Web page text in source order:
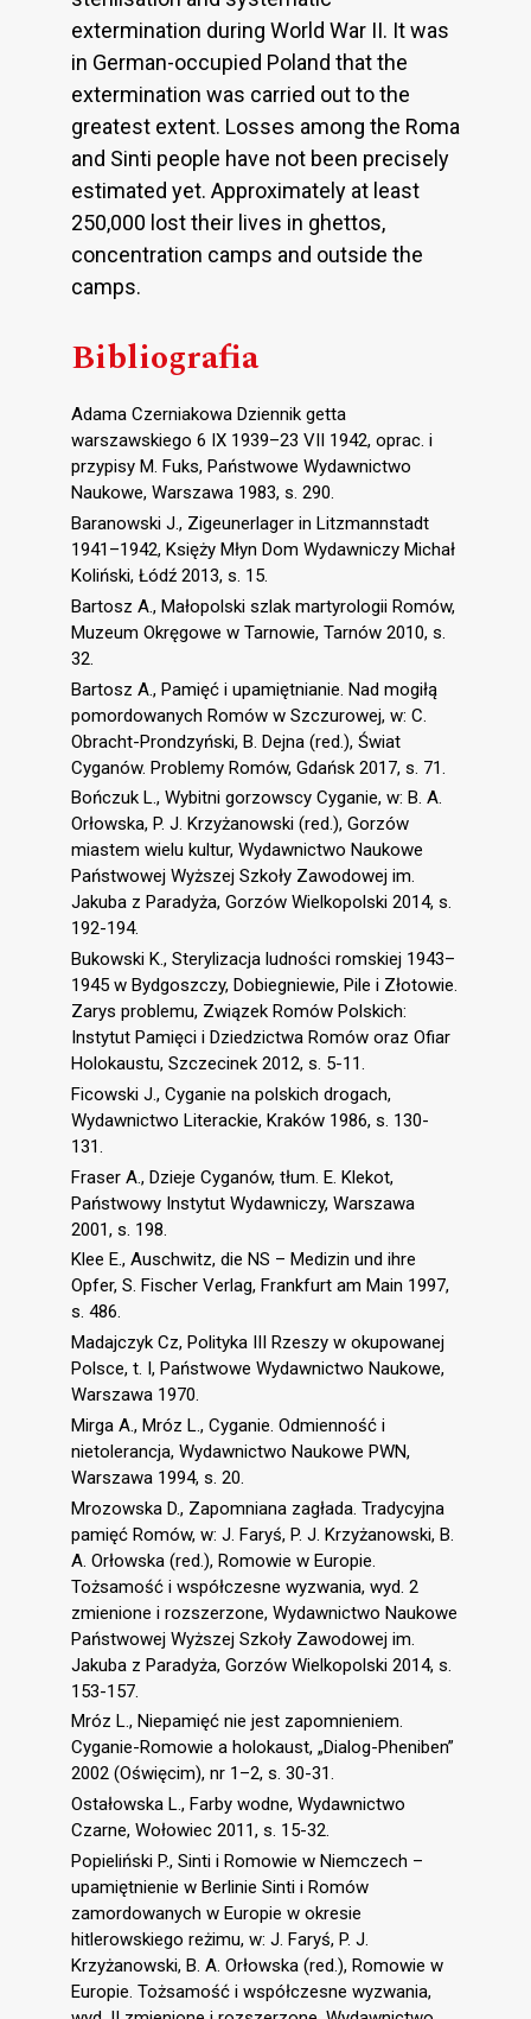
extermination during World War II. It was
in German-occupied Poland that the
extermination was carried out to the
greatest extent. Losses among the Roma
and Sinti people have not been precisely
estimated yet. Approximately at least
250,000 lost their lives in ghettos,
concentration camps and outside the
camps.
Bibliografia
Adama Czerniakowa Dziennik getta
warszawskiego 6 IX 1939–23 VII 1942, oprac. i
przypisy M. Fuks, Państwowe Wydawnictwo
Naukowe, Warszawa 1983, s. 290.
Baranowski J., Zigeunerlager in Litzmannstadt
1941–1942, Księży Młyn Dom Wydawniczy Michał
Koliński, Łódź 2013, s. 15.
Bartosz A., Małopolski szlak martyrologii Romów,
Muzeum Okręgowe w Tarnowie, Tarnów 2010, s.
32.
Bartosz A., Pamięć i upamiętnianie. Nad mogiłą
pomordowanych Romów w Szczurowej, w: C.
Obracht-Prondzyński, B. Dejna (red.), Świat
Cyganów. Problemy Romów, Gdańsk 2017, s. 71.
Bończuk L., Wybitni gorzowscy Cyganie, w: B. A.
Orłowska, P. J. Krzyżanowski (red.), Gorzów
miastem wielu kultur, Wydawnictwo Naukowe
Państwowej Wyższej Szkoły Zawodowej im.
Jakuba z Paradyża, Gorzów Wielkopolski 2014, s.
192-194.
Bukowski K., Sterylizacja ludności romskiej 1943–
1945 w Bydgoszczy, Dobiegniewie, Pile i Złotowie.
Zarys problemu, Związek Romów Polskich:
Instytut Pamięci i Dziedzictwa Romów oraz Ofiar
Holokaustu, Szczecinek 2012, s. 5-11.
Ficowski J., Cyganie na polskich drogach,
Wydawnictwo Literackie, Kraków 1986, s. 130-
131.
Fraser A., Dzieje Cyganów, tłum. E. Klekot,
Państwowy Instytut Wydawniczy, Warszawa
2001, s. 198.
Klee E., Auschwitz, die NS – Medizin und ihre
Opfer, S. Fischer Verlag, Frankfurt am Main 1997,
s. 486.
Madajczyk Cz, Polityka III Rzeszy w okupowanej
Polsce, t. I, Państwowe Wydawnictwo Naukowe,
Warszawa 1970.
Mirga A., Mróz L., Cyganie. Odmienność i
nietolerancja, Wydawnictwo Naukowe PWN,
Warszawa 1994, s. 20.
Mrozowska D., Zapomniana zagłada. Tradycyjna
pamięć Romów, w: J. Faryś, P. J. Krzyżanowski, B.
A. Orłowska (red.), Romowie w Europie.
Tożsamość i współczesne wyzwania, wyd. 2
zmienione i rozszerzone, Wydawnictwo Naukowe
Państwowej Wyższej Szkoły Zawodowej im.
Jakuba z Paradyża, Gorzów Wielkopolski 2014, s.
153-157.
Mróz L., Niepamięć nie jest zapomnieniem.
Cyganie-Romowie a holokaust, „Dialog-Pheniben”
2002 (Oświęcim), nr 1–2, s. 30-31.
Ostałowska L., Farby wodne, Wydawnictwo
Czarne, Wołowiec 2011, s. 15-32.
Popieliński P., Sinti i Romowie w Niemczech –
upamiętnienie w Berlinie Sinti i Romów
zamordowanych w Europie w okresie
hitlerowskiego reżimu, w: J. Faryś, P. J.
Krzyżanowski, B. A. Orłowska (red.), Romowie w
Europie. Tożsamość i współczesne wyzwania,